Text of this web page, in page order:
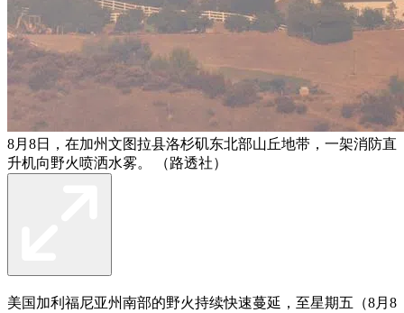
8月8日，在加州文图拉县洛杉矶东北部山丘地带，一架消防直
升机向野火喷洒水雾。 （路透社）
美国加利福尼亚州南部的野火持续快速蔓延，至星期五（8月8